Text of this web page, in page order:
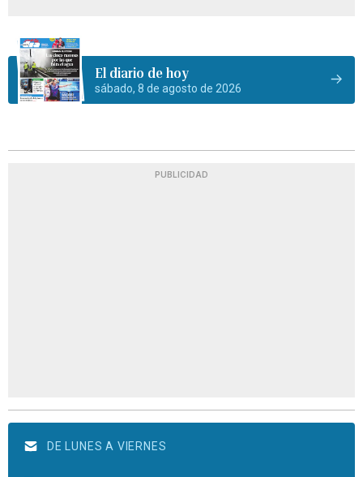
El diario de hoy
sábado, 8 de agosto de 2026
PUBLICIDAD
DE LUNES A VIERNES